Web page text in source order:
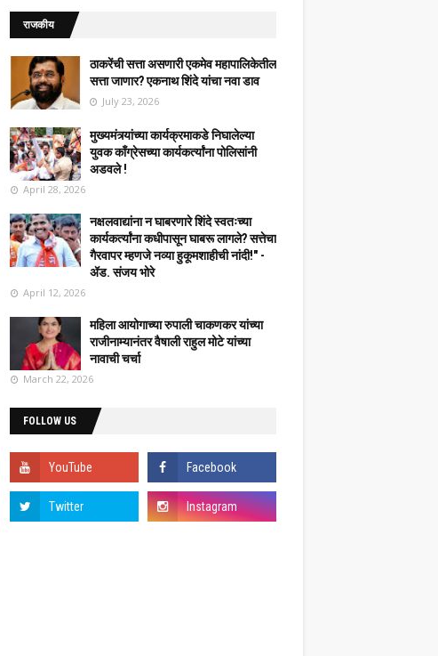
राजकीय
ठाकरेंची सत्ता असणारी एकमेव महापालिकेतील
सत्ता जाणार? एकनाथ शिंदे यांचा नवा डाव
July 23, 2026
मुख्यमंत्र्यांच्या कार्यक्रमाकडे निघालेल्या
युवक काँग्रेसच्या कार्यकर्त्यांना पोलिसांनी
अडवले !
April 28, 2026
नक्षलवाद्यांना न घाबरणारे शिंदे स्वतःच्या
कार्यकर्त्यांना कधीपासून घाबरू लागले? सत्तेचा
गैरवापर म्हणजे नव्या हुकूमशाहीची नांदी!" -
ॲड. संजय भोरे
April 12, 2026
महिला आयोगाच्या रुपाली चाकणकर यांच्या
राजीनाम्यानंतर वैषाली राहुल मोटे यांच्या
नावाची चर्चा
March 22, 2026
FOLLOW US